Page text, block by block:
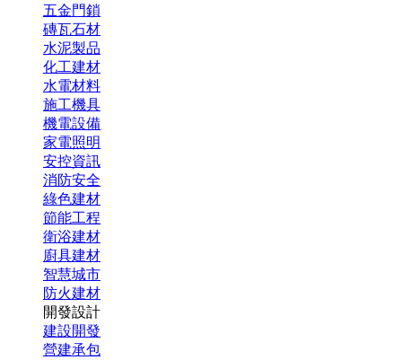
五金門鎖
磚瓦石材
水泥製品
化工建材
水電材料
施工機具
機電設備
家電照明
安控資訊
消防安全
綠色建材
節能工程
衛浴建材
廚具建材
智慧城市
防火建材
開發設計
建設開發
營建承包